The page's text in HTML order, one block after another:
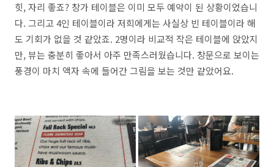
힛, 자리 좋죠? 창가 테이블은 이미 모두 예약이 된 상황이었습니
다. 그리고 4인 테이블이라 저희에게는 사실상 빈 테이블이라 해
도 기회가 없을 것 같았죠. 2명이라 비교적 작은 테이블에 앉았지
만, 뷰는 충분히 좋아서 아주 만족스러웠습니다. 창문으로 보이는
풍경이 마치 액자 속에 들어간 그림을 보는 것만 같았어요.